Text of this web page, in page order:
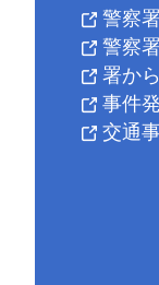
警察
警察
署か
事件
交通